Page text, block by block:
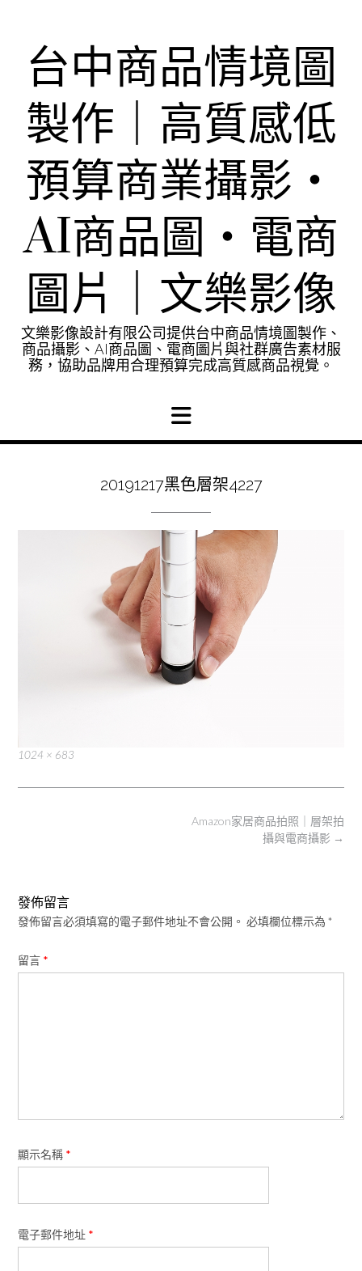
台中商品情境圖
製作｜高質感低
預算商業攝影・
AI商品圖・電商
圖片｜文樂影像
文樂影像設計有限公司提供台中商品情境圖製作、
商品攝影、AI商品圖、電商圖片與社群廣告素材服
務，協助品牌用合理預算完成高質感商品視覺。
20191217黑色層架4227
Full
1024 × 683
Amazon家居商品拍照｜層架拍
攝與電商攝影 →
發佈留言
發佈留言必須填寫的電子郵件地址不會公開。 必填欄位標示為 *
留言 *
顯示名稱 *
電子郵件地址 *